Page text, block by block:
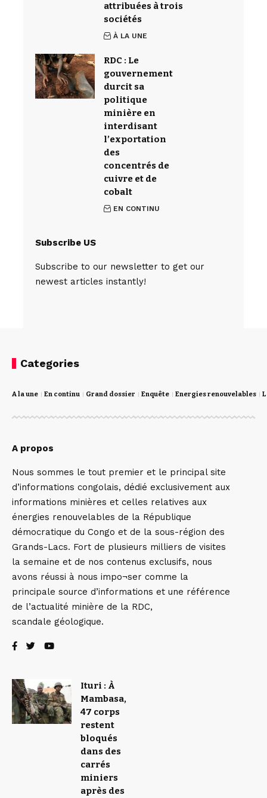
attribuées à trois
sociétés
À LA UNE
RDC : Le
gouvernement
durcit sa
politique
minière en
interdisant
l’exportation
des
concentrés de
cuivre et de
cobalt
EN CONTINU
Subscribe US
Subscribe to our newsletter to get our
newest articles instantly!
Categories
A la une En continu Grand dossier Enquête Energies renouvelables
A propos
Nous sommes le tout premier et le principal site
d’informations congolais, dédié exclusivement aux
informations minières et celles relatives aux
énergies renouvelables de la République
démocratique du Congo et de la sous-région des
Grands-Lacs. Fort de plusieurs milliers de visites
la semaine et de nos contenus exclusifs, nous
avons réussi à nous impo¬ser comme la
principale source d’informations et une référence
de l’actualité minière de la RDC,
scandale géologique.
Ituri : À
Mambasa,
47 corps
restent
bloqués
dans des
carrés
miniers
après des